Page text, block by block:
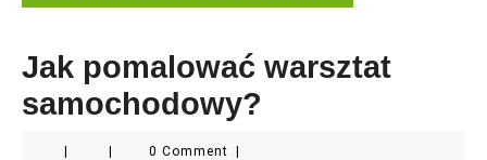
Jak pomalować warsztat
samochodowy?
0 Comment